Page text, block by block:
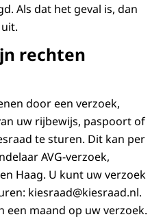
Als dat het geval is, dan
rechten
door een verzoek,
uw rijbewijs, paspoort of
te sturen. Dit kan per
AVG-verzoek,
Haag. U kunt uw verzoek
kiesraad@kiesraad.nl.
een maand op uw verzoek.